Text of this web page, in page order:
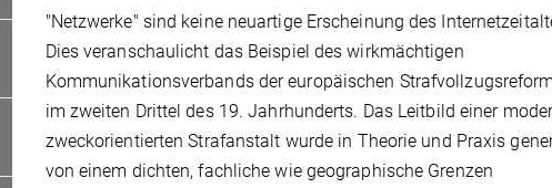
"Netzwerke" sind keine neuartige Erscheinung des
Dies veranschaulicht das Beispiel des wirkmächtigen
Kommunikationsverbands der europäischen
im zweiten Drittel des 19. Jahrhunderts. Das Leitbild einer
zweckorientierten Strafanstalt wurde in Theorie und Praxis
von einem dichten, fachliche wie geographische Grenzen